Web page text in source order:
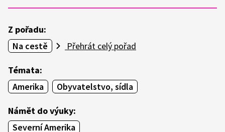
Z pořadu:
Na cestě
Přehrát celý pořad
Témata:
Amerika
Obyvatelstvo, sídla
Námět do výuky:
Severní Amerika